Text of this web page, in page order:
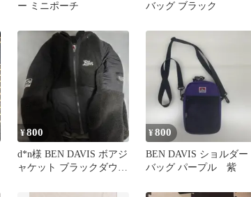
ー ミニポーチ
バッグ ブラック
¥800
d*n様 BEN DAVIS ボアジ
ャケット ブラックダウン
¥800
BEN DAVIS ショルダー
バッグ パープル 紫